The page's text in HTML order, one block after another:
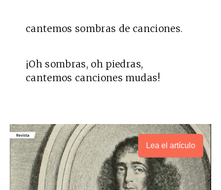
cantemos sombras de canciones.
¡Oh sombras, oh piedras,
cantemos canciones mudas!
Lea el artículo